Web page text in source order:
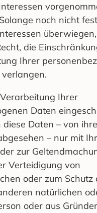
noch nicht
die
Ihrer
Ihrer
Daten
Daten – von
– nur mit
zur
Verteidigung von
oder zum Schutz
natürlichen
oder aus